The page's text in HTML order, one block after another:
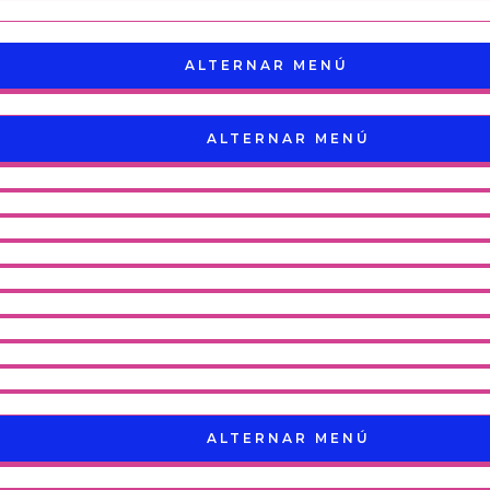
ALTERNAR MENÚ
ALTERNAR MENÚ
ALTERNAR MENÚ